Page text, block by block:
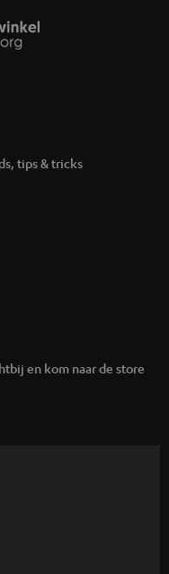
tips & tricks
en kom naar de store